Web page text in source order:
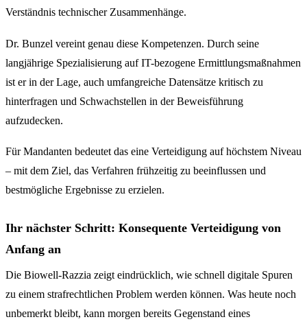
Verständnis technischer Zusammenhänge.
Dr. Bunzel vereint genau diese Kompetenzen. Durch seine
langjährige Spezialisierung auf IT-bezogene Ermittlungsmaßnahmen
ist er in der Lage, auch umfangreiche Datensätze kritisch zu
hinterfragen und Schwachstellen in der Beweisführung
aufzudecken.
Für Mandanten bedeutet das eine Verteidigung auf höchstem Niveau
– mit dem Ziel, das Verfahren frühzeitig zu beeinflussen und
bestmögliche Ergebnisse zu erzielen.
Ihr nächster Schritt: Konsequente Verteidigung von
Anfang an
Die Biowell-Razzia zeigt eindrücklich, wie schnell digitale Spuren
zu einem strafrechtlichen Problem werden können. Was heute noch
unbemerkt bleibt, kann morgen bereits Gegenstand eines